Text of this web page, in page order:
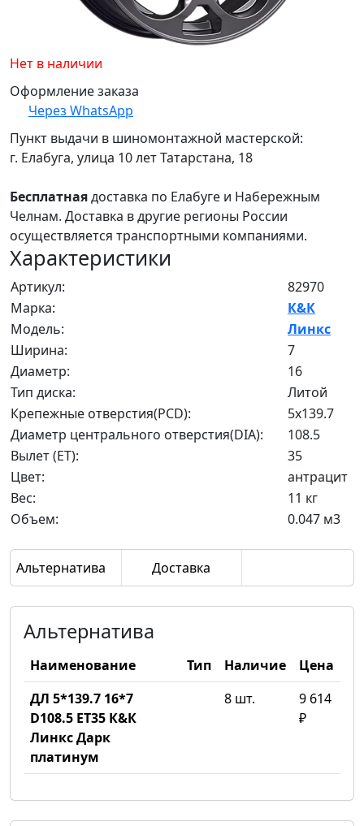
Нет в наличии
Оформление заказа
Через WhatsApp
Пункт выдачи в шиномонтажной мастерской:
г. Елабуга, улица 10 лет Татарстана, 18
Бесплатнаядоставка по Елабуге и Набережным
Челнам. Доставка в другие регионы России
осуществляется транспортными компаниями.
Характеристики
Артикул:
82970
Марка:
К&К
Модель:
Линкс
Ширина:
7
Диаметр:
16
Тип диска:
Литой
Крепежные отверстия(PCD):
5x139.7
Диаметр центрального отверстия(DIA):
108.5
Вылет (ET):
35
Цвет:
антрацит
Вес:
11 кг
Объем:
0.047 м3
Альтернатива Доставка
Альтернатива
Наименование Тип Наличие
Цена
ДЛ 5*139.7 16*7
D108.5 ET35 К&К
Линкс Дарк
платинум
8 шт.
9 614
₽